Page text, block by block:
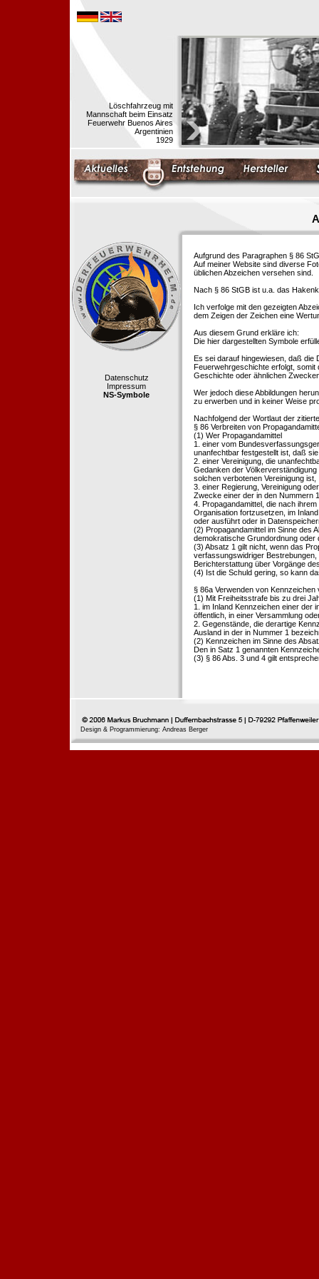
Löschfahrzeug mit
Mannschaft beim Einsatz
Feuerwehr Buenos Aires
Argentinien
1929
Datenschutz
Impressum
NS-Symbole
Aufgrund des Paragraphen § 86
Auf meiner Website sind diverse
üblichen Abzeichen versehen sind.
Nach § 86 StGB ist u.a. das
Ich verfolge mit den gezeigten
dem Zeigen der Zeichen eine
Aus diesem Grund erkläre ich:
Die hier dargestellten Symbole
Es sei darauf hingewiesen, daß die
Feuerwehrgeschichte erfolgt,
Geschichte oder ähnlichen
Wer jedoch diese Abbildungen
zu erwerben und in keiner Weise
Nachfolgend der Wortlaut der
§ 86 Verbreiten von
(1) Wer Propagandamittel
1. einer vom
unanfechtbar festgestellt ist, daß
2. einer Vereinigung, die
Gedanken der
solchen verbotenen Vereinigung ist,
3. einer Regierung, Vereinigung
Zwecke einer der in den Nummern
4. Propagandamittel, die nach
Organisation fortzusetzen, im
oder ausführt oder in
(2) Propagandamittel im Sinne des
demokratische Grundordnung oder
(3) Absatz 1 gilt nicht, wenn das
verfassungswidriger
Berichterstattung über Vorgänge
(4) Ist die Schuld gering, so kann
§ 86a Verwenden von
(1) Mit Freiheitsstrafe bis zu drei
1. im Inland Kennzeichen einer der
öffentlich, in einer Versammlung
2. Gegenstände, die derartige
Ausland in der in Nummer 1
(2) Kennzeichen im Sinne des
Den in Satz 1 genannten
(3) § 86 Abs. 3 und 4 gilt
Design & Programmierung: Andreas Berger